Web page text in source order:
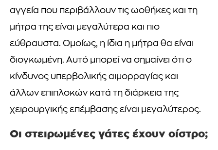
αγγεία που περιβάλλουν τις ωοθήκες και τη
μήτρα της είναι μεγαλύτερα και πιο
εύθραυστα. Ομοίως, η ίδια η μήτρα θα είναι
διογκωμένη. Αυτό μπορεί να σημαίνει ότι ο
κίνδυνος υπερβολικής αιμορραγίας και
άλλων επιπλοκών κατά τη διάρκεια της
χειρουργικής επέμβασης είναι μεγαλύτερος.
Οι στειρωμένες γάτες έχουν οίστρο;